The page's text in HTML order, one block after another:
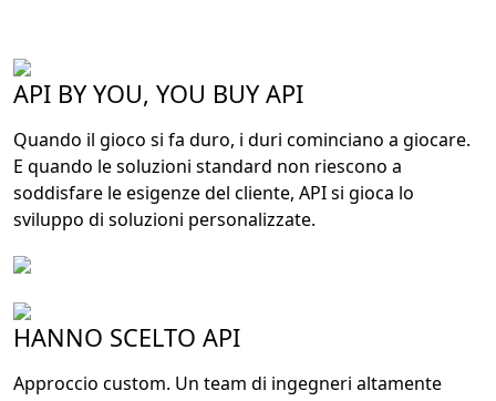
API BY YOU, YOU BUY API
Quando il gioco si fa duro, i duri cominciano a giocare.
E quando le soluzioni standard non riescono a
soddisfare le esigenze del cliente, API si gioca lo
sviluppo di soluzioni personalizzate.
HANNO SCELTO API
Approccio custom. Un team di ingegneri altamente